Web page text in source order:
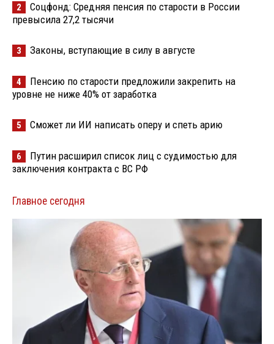
2
Соцфонд: Средняя пенсия по старости в России
превысила 27,2 тысячи
3 Законы, вступающие в силу в августе
4
Пенсию по старости предложили закрепить на
уровне не ниже 40% от заработка
5 Сможет ли ИИ написать оперу и спеть арию
6
Путин расширил список лиц с судимостью для
заключения контракта с ВС РФ
Главное сегодня